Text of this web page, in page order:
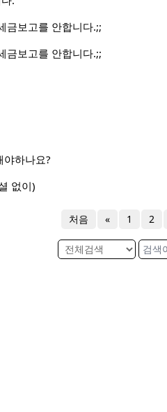
금보고를 안합니다.;;
금보고를 안합니다.;;
야하나요?
없이)
처음 « 1 2